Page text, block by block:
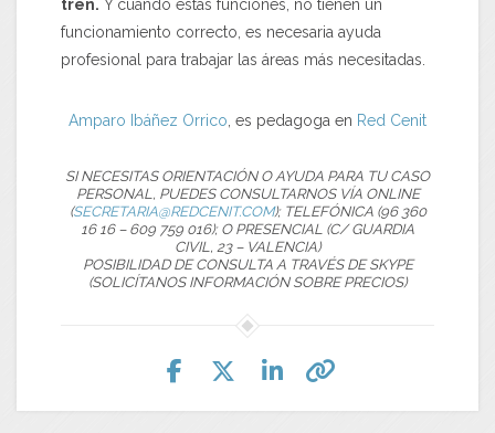
tren. Y cuando estas funciones, no tienen un
funcionamiento correcto, es necesaria ayuda
profesional para trabajar las áreas más necesitadas.
Amparo Ibáñez Orrico, es pedagoga en Red Cenit
SI NECESITAS ORIENTACIÓN O AYUDA PARA TU CASO
PERSONAL, PUEDES CONSULTARNOS VÍA ONLINE
(SECRETARIA@REDCENIT.COM); TELEFÓNICA (96 360
16 16 – 609 759 016); O PRESENCIAL (C/ GUARDIA
CIVIL, 23 – VALENCIA)
POSIBILIDAD DE CONSULTA A TRAVÉS DE SKYPE
(SOLICÍTANOS INFORMACIÓN SOBRE PRECIOS)